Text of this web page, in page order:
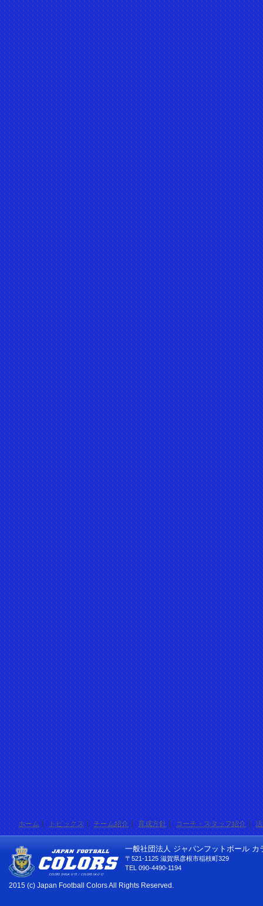
ホーム トピックス チーム紹介 育成方針 コーチ・スタッフ紹介
一般社団法人 ジャパンフットボール カ
〒521-1125 滋賀県彦根市稲枝町329
TEL 090-4490-1194
2015 (c) Japan Football Colors All Rights Reserved.